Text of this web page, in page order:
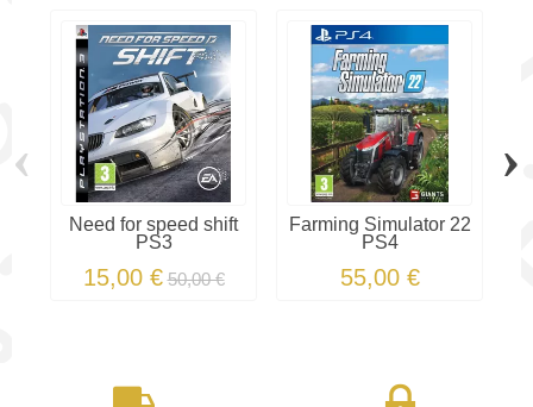
Need for speed shift
PS3
15,00 € 50,00 €
Farming Simulator 22
PS4
55,00 €
‹ ›